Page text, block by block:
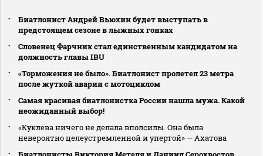
Биатлонист Андрей Вьюхин будет выступать в
предстоящем сезоне в лыжных гонках
Словенец Фарчник стал единственным кандидатом на
должность главы IBU
«Торможения не было». Биатлонист пролетел 23 метра
после жуткой аварии с мотоциклом
Самая красивая биатлонистка России нашла мужа. Какой
неожиданный выбор!
«Куклева ничего не делала вполсилы. Она была
невероятно целеустремленной и упертой» — Ахатова